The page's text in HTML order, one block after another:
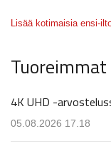
Lisää kotimaisia ensi-
4K UHD -
05.08.2026 17.18